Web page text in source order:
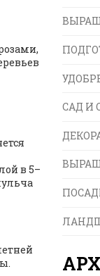
в 5–
САД И